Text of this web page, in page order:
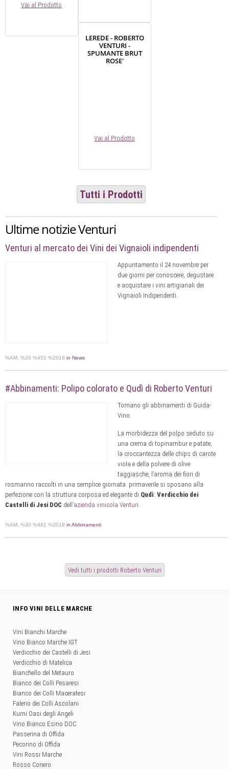
Vai al Prodotto
LEREDE - ROBERTO
VENTURI -
SPUMANTE BRUT
ROSE'
Vai al Prodotto
Tutti i Prodotti
Ultime notizie Venturi
Venturi al mercato dei Vini dei Vignaioli indipendenti
Appuntamento il 24 novembre per
due giorni per conoscere, degustare
e acquistare i vini artigianali dei
Vignaioli Indipendenti.
%AM, %20 %451 %2018 in News
#Abbinamenti: Polipo colorato e Qudì di Roberto Venturi
Tornano gli abbinamenti di Guida-
Vino.
La morbidezza del polpo seduto su
una crema di topinambur e patate,
la croccantezza delle chips di carote
viola e della polvere di olive
taggiasche, l’aroma dei fiori di
rosmarino raccolti in una semplice giornata primaverile si sposano alla
perfezione con la struttura corposa ed elegante di Qudì: Verdicchio dei
Castelli di Jesi DOC dell’azienda vinicola Venturi.
%AM, %30 %481 %2018 in Abbinamenti
Vedi tutti i prodotti Roberto Venturi
INFO VINI DELLE MARCHE
Vini Bianchi Marche
Vino Bianco Marche IGT
Verdicchio dei Castelli di Jesi
Verdicchio di Matelica
Bianchello del Metauro
Bianco dei Colli Pesaresi
Bianco dei Colli Maceratesi
Falerio dei Colli Ascolani
Kurni Oasi degli Angeli
Vino Bianco Esino DOC
Passerina di Offida
Pecorino di Offida
Vini Rossi Marche
Rosso Conero